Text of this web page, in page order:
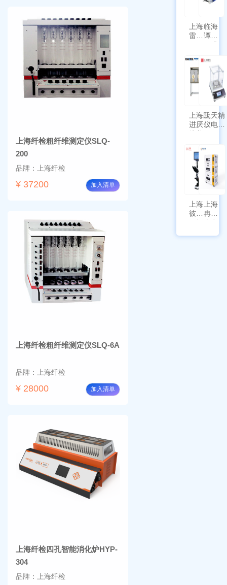
上海纤检粗纤维测定仪SLQ-
200
品牌：上海纤检
¥ 37200 加入清单
上海纤检粗纤维测定仪SLQ-6A
品牌：上海纤检
¥ 28000 加入清单
上海纤检四孔智能消化炉HYP-
304
品牌：上海纤检
上海
雷磁
符合
新国
标带
功能
临海
谭氏
干式
泵
SPL-
10
上海跃
进厌氧
培养箱
III-T
上天精
仪电子
带审计
追踪功
能
上海
彼爱
姆视
上海
冉绘
大容